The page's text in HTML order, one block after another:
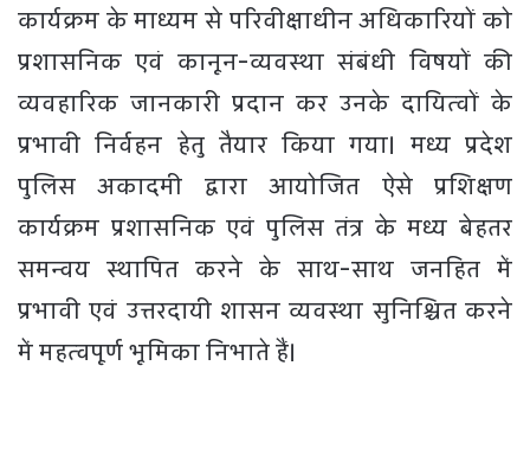
कार्यक्रम के माध्यम से परिवीक्षाधीन अधिकारियों को
प्रशासनिक एवं कानून-व्यवस्था संबंधी विषयों की
व्यवहारिक जानकारी प्रदान कर उनके दायित्वों के
प्रभावी निर्वहन हेतु तैयार किया गया। मध्य प्रदेश
पुलिस अकादमी द्वारा आयोजित ऐसे प्रशिक्षण
कार्यक्रम प्रशासनिक एवं पुलिस तंत्र के मध्य बेहतर
समन्वय स्थापित करने के साथ-साथ जनहित में
प्रभावी एवं उत्तरदायी शासन व्यवस्था सुनिश्चित करने
में महत्वपूर्ण भूमिका निभाते हैं।